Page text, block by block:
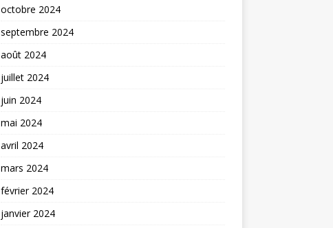
octobre 2024
septembre 2024
août 2024
juillet 2024
juin 2024
mai 2024
avril 2024
mars 2024
février 2024
janvier 2024